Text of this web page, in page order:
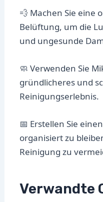
💨 Machen Sie eine
Belüftung, um die
und ungesunde
🧼 Verwenden Sie
gründlicheres und
Reinigungserlebnis.
📅 Erstellen Sie
organisiert zu
Reinigung zu
Verwandte